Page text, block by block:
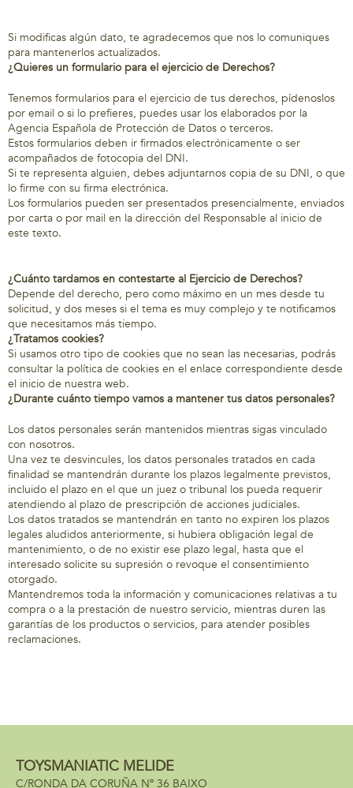
Si modificas algún dato, te agradecemos que nos lo comuniques
para mantenerlos actualizados.
¿Quieres un formulario para el ejercicio de Derechos?
Tenemos formularios para el ejercicio de tus derechos, pídenoslos
por email o si lo prefieres, puedes usar los elaborados por la
Agencia Española de Protección de Datos o terceros.
Estos formularios deben ir firmados electrónicamente o ser
acompañados de fotocopia del DNI.
Si te representa alguien, debes adjuntarnos copia de su DNI, o que
lo firme con su firma electrónica.
Los formularios pueden ser presentados presencialmente, enviados
por carta o por mail en la dirección del Responsable al inicio de
este texto.
¿Cuánto tardamos en contestarte al Ejercicio de Derechos?
Depende del derecho, pero como máximo en un mes desde tu
solicitud, y dos meses si el tema es muy complejo y te notificamos
que necesitamos más tiempo.
¿Tratamos cookies?
Si usamos otro tipo de cookies que no sean las necesarias, podrás
consultar la política de cookies en el enlace correspondiente desde
el inicio de nuestra web.
¿Durante cuánto tiempo vamos a mantener tus datos personales?
Los datos personales serán mantenidos mientras sigas vinculado
con nosotros.
Una vez te desvincules, los datos personales tratados en cada
finalidad se mantendrán durante los plazos legalmente previstos,
incluido el plazo en el que un juez o tribunal los pueda requerir
atendiendo al plazo de prescripción de acciones judiciales.
Los datos tratados se mantendrán en tanto no expiren los plazos
legales aludidos anteriormente, si hubiera obligación legal de
mantenimiento, o de no existir ese plazo legal, hasta que el
interesado solicite su supresión o revoque el consentimiento
otorgado.
Mantendremos toda la información y comunicaciones relativas a tu
compra o a la prestación de nuestro servicio, mientras duren las
garantías de los productos o servicios, para atender posibles
reclamaciones.
TOYSMANIATIC MELIDE
C/RONDA DA CORUÑA Nº 36 BAIXO